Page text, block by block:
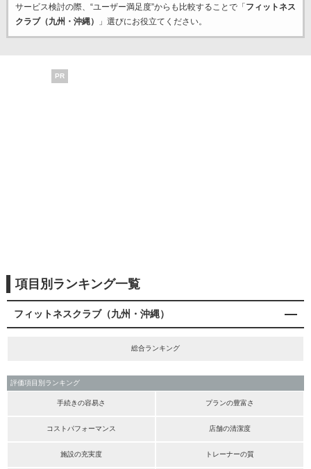
サービス検討の際、“ユーザー満足度”からも比較することで「 フィットネス
クラブ（九州・沖縄）
」選びにお役立てください。
PR
項目別ランキング一覧
フィットネスクラブ（九州・沖縄）
総合ランキング
評価項目別ランキング
手続きの容易さ プランの豊富さ
コストパフォーマンス 店舗の清潔度
施設の充実度 トレーナーの質